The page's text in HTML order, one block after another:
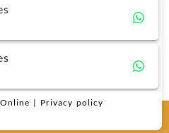
721 791
| Privacy policy